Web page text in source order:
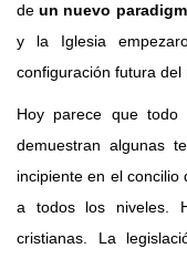
deun nuevo
y la Iglesia
configuración futura del
Hoy parece que todo
demuestran algunas
incipiente en el
a todos los niveles.
cristianas. La